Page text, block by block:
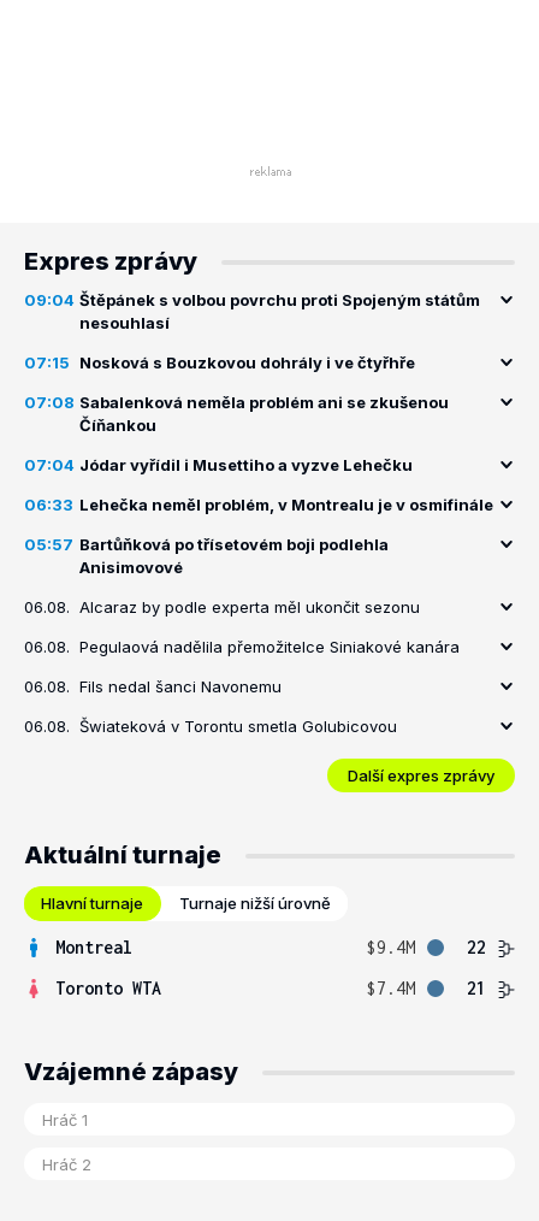
Expres zprávy
09:04 Štěpánek s volbou povrchu proti Spojeným státům
nesouhlasí
07:15 Nosková s Bouzkovou dohrály i ve čtyřhře
07:08 Sabalenková neměla problém ani se zkušenou
Číňankou
07:04 Jódar vyřídil i Musettiho a vyzve Lehečku
06:33 Lehečka neměl problém, v Montrealu je v osmifinále
05:57 Bartůňková po třísetovém boji podlehla
Anisimovové
06.08. Alcaraz by podle experta měl ukončit sezonu
06.08. Pegulaová nadělila přemožitelce Siniakové kanára
06.08. Fils nedal šanci Navonemu
06.08. Šwiateková v Torontu smetla Golubicovou
Další expres zprávy
Aktuální turnaje
Hlavní turnaje Turnaje nižší úrovně
Montreal $9.4M
22
Toronto WTA
$7.4M 21
Vzájemné zápasy